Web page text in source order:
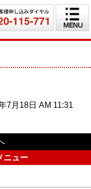
7月18日 AM 11:31
ニュー